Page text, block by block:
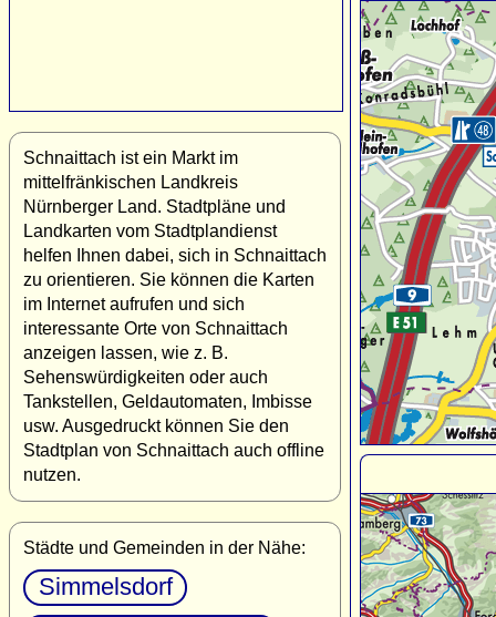
Schnaittach ist ein Markt im
mittelfränkischen Landkreis
Nürnberger Land. Stadtpläne und
Landkarten vom Stadtplandienst
helfen Ihnen dabei, sich in Schnaittach
zu orientieren. Sie können die Karten
im Internet aufrufen und sich
interessante Orte von Schnaittach
anzeigen lassen, wie z. B.
Sehenswürdigkeiten oder auch
Tankstellen, Geldautomaten, Imbisse
usw. Ausgedruckt können Sie den
Stadtplan von Schnaittach auch offline
nutzen.
Städte und Gemeinden in der Nähe:
Simmelsdorf